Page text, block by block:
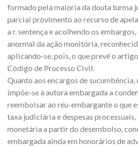
formado pela maioria da douta turma
parcial provimento ao recurso de
a r. sentença e acolhendo os
anormal da ação monitória,
aplicando-se, pois, o que prevê o
Código de Processo Civil.
Quanto aos encargos de sucumbência,
impõe-se à autora embargada a
reembolsar ao réu-embargante o que
taxa judiciária e despesas
monetária a partir do desembolso,
embargada ainda em honorários de